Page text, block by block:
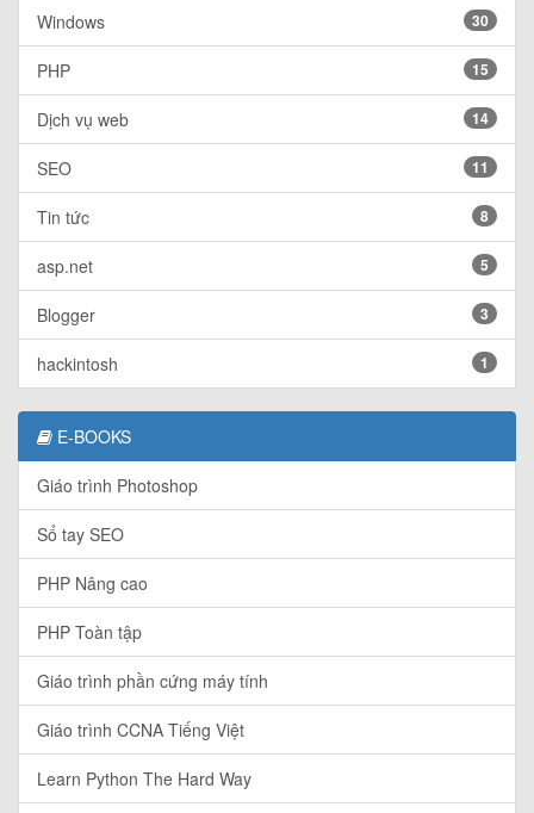
Windows 30
PHP 15
Dịch vụ web 14
SEO 11
Tin tức 8
asp.net 5
Blogger 3
hackintosh 1
E-BOOKS
Giáo trình Photoshop
Sổ tay SEO
PHP Nâng cao
PHP Toàn tập
Giáo trình phần cứng máy tính
Giáo trình CCNA Tiếng Việt
Learn Python The Hard Way